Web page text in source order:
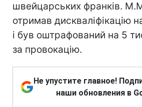
швейцарських франків.
отримав дискваліфікацію
і був оштрафований на 5
за провокацію.
Не упустите главное!
наши обновления в